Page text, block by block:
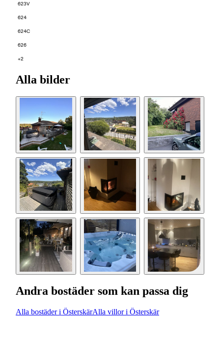
623V
624
624C
626
+2
Alla bilder
Andra bostäder som kan passa dig
Alla bostäder i ÖsterskärAlla villor i Österskär